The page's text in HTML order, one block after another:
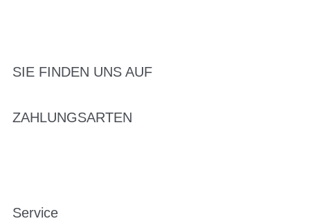
SIE FINDEN UNS AUF
ZAHLUNGSARTEN
Service